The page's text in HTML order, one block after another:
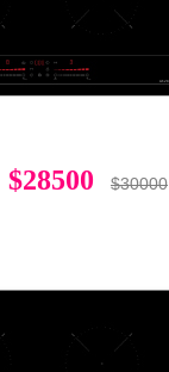
$28500 $30000